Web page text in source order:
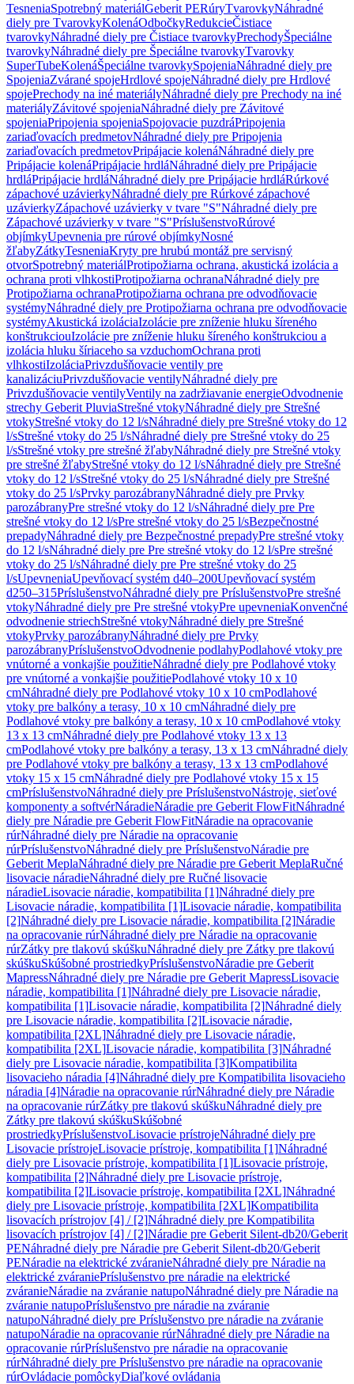
TesneniaSpotrebný materiálGeberit PERúryTvarovkyNáhradné
diely pre TvarovkyKolenáOdbočkyRedukcieČistiace
tvarovkyNáhradné diely pre Čistiace tvarovkyPrechodyŠpeciálne
tvarovkyNáhradné diely pre Špeciálne tvarovkyTvarovky
SuperTubeKolenáŠpeciálne tvarovkySpojeniaNáhradné diely pre
SpojeniaZvárané spojeHrdlové spojeNáhradné diely pre Hrdlové
spojePrechody na iné materiályNáhradné diely pre Prechody na iné
materiályZávitové spojeniaNáhradné diely pre Závitové
spojeniaPripojenia spojeniaSpojovacie puzdráPripojenia
zariaďovacích predmetovNáhradné diely pre Pripojenia
zariaďovacích predmetovPripájacie kolenáNáhradné diely pre
Pripájacie kolenáPripájacie hrdláNáhradné diely pre Pripájacie
hrdláPripájacie hrdláNáhradné diely pre Pripájacie hrdláRúrkové
zápachové uzávierkyNáhradné diely pre Rúrkové zápachové
uzávierkyZápachové uzávierky v tvare "S"Náhradné diely pre
Zápachové uzávierky v tvare "S"PríslušenstvoRúrové
objímkyUpevnenia pre rúrové objímkyNosné
žľabyZátkyTesneniaKryty pre hrubú montáž pre servisný
otvorSpotrebný materiálProtipožiarna ochrana, akustická izolácia a
ochrana proti vlhkostiProtipožiarna ochranaNáhradné diely pre
Protipožiarna ochranaProtipožiarna ochrana pre odvodňovacie
systémyNáhradné diely pre Protipožiarna ochrana pre odvodňovacie
systémyAkustická izoláciaIzolácie pre zníženie hluku šíreného
konštrukciouIzolácie pre zníženie hluku šíreného konštrukciou a
izolácia hluku šíriaceho sa vzduchomOchrana proti
vlhkostiIzoláciaPrivzdušňovacie ventily pre
kanalizáciuPrivzdušňovacie ventilyNáhradné diely pre
Privzdušňovacie ventilyVentily na zadržiavanie energieOdvodnenie
strechy Geberit PluviaStrešné vtokyNáhradné diely pre Strešné
vtokyStrešné vtoky do 12 l/sNáhradné diely pre Strešné vtoky do 12
l/sStrešné vtoky do 25 l/sNáhradné diely pre Strešné vtoky do 25
l/sStrešné vtoky pre strešné žľabyNáhradné diely pre Strešné vtoky
pre strešné žľabyStrešné vtoky do 12 l/sNáhradné diely pre Strešné
vtoky do 12 l/sStrešné vtoky do 25 l/sNáhradné diely pre Strešné
vtoky do 25 l/sPrvky parozábranyNáhradné diely pre Prvky
parozábranyPre strešné vtoky do 12 l/sNáhradné diely pre Pre
strešné vtoky do 12 l/sPre strešné vtoky do 25 l/sBezpečnostné
prepadyNáhradné diely pre Bezpečnostné prepadyPre strešné vtoky
do 12 l/sNáhradné diely pre Pre strešné vtoky do 12 l/sPre strešné
vtoky do 25 l/sNáhradné diely pre Pre strešné vtoky do 25
l/sUpevneniaUpevňovací systém d40–200Upevňovací systém
d250–315PríslušenstvoNáhradné diely pre PríslušenstvoPre strešné
vtokyNáhradné diely pre Pre strešné vtokyPre upevneniaKonvenčné
odvodnenie striechStrešné vtokyNáhradné diely pre Strešné
vtokyPrvky parozábranyNáhradné diely pre Prvky
parozábranyPríslušenstvoOdvodnenie podlahyPodlahové vtoky pre
vnútorné a vonkajšie použitieNáhradné diely pre Podlahové vtoky
pre vnútorné a vonkajšie použitiePodlahové vtoky 10 x 10
cmNáhradné diely pre Podlahové vtoky 10 x 10 cmPodlahové
vtoky pre balkóny a terasy, 10 x 10 cmNáhradné diely pre
Podlahové vtoky pre balkóny a terasy, 10 x 10 cmPodlahové vtoky
13 x 13 cmNáhradné diely pre Podlahové vtoky 13 x 13
cmPodlahové vtoky pre balkóny a terasy, 13 x 13 cmNáhradné diely
pre Podlahové vtoky pre balkóny a terasy, 13 x 13 cmPodlahové
vtoky 15 x 15 cmNáhradné diely pre Podlahové vtoky 15 x 15
cmPríslušenstvoNáhradné diely pre PríslušenstvoNástroje, sieťové
komponenty a softvérNáradieNáradie pre Geberit FlowFitNáhradné
diely pre Náradie pre Geberit FlowFitNáradie na opracovanie
rúrNáhradné diely pre Náradie na opracovanie
rúrPríslušenstvoNáhradné diely pre PríslušenstvoNáradie pre
Geberit MeplaNáhradné diely pre Náradie pre Geberit MeplaRučné
lisovacie náradieNáhradné diely pre Ručné lisovacie
náradieLisovacie náradie, kompatibilita [1]Náhradné diely pre
Lisovacie náradie, kompatibilita [1]Lisovacie náradie, kompatibilita
[2]Náhradné diely pre Lisovacie náradie, kompatibilita [2]Náradie
na opracovanie rúrNáhradné diely pre Náradie na opracovanie
rúrZátky pre tlakovú skúškuNáhradné diely pre Zátky pre tlakovú
skúškuSkúšobné prostriedkyPríslušenstvoNáradie pre Geberit
MapressNáhradné diely pre Náradie pre Geberit MapressLisovacie
náradie, kompatibilita [1]Náhradné diely pre Lisovacie náradie,
kompatibilita [1]Lisovacie náradie, kompatibilita [2]Náhradné diely
pre Lisovacie náradie, kompatibilita [2]Lisovacie náradie,
kompatibilita [2XL]Náhradné diely pre Lisovacie náradie,
kompatibilita [2XL]Lisovacie náradie, kompatibilita [3]Náhradné
diely pre Lisovacie náradie, kompatibilita [3]Kompatibilita
lisovacieho náradia [4]Náhradné diely pre Kompatibilita lisovacieho
náradia [4]Náradie na opracovanie rúrNáhradné diely pre Náradie
na opracovanie rúrZátky pre tlakovú skúškuNáhradné diely pre
Zátky pre tlakovú skúškuSkúšobné
prostriedkyPríslušenstvoLisovacie prístrojeNáhradné diely pre
Lisovacie prístrojeLisovacie prístroje, kompatibilita [1]Náhradné
diely pre Lisovacie prístroje, kompatibilita [1]Lisovacie prístroje,
kompatibilita [2]Náhradné diely pre Lisovacie prístroje,
kompatibilita [2]Lisovacie prístroje, kompatibilita [2XL]Náhradné
diely pre Lisovacie prístroje, kompatibilita [2XL]Kompatibilita
lisovacích prístrojov [4] / [2]Náhradné diely pre Kompatibilita
lisovacích prístrojov [4] / [2]Náradie pre Geberit Silent-db20/Geberit
PENáhradné diely pre Náradie pre Geberit Silent-db20/Geberit
PENáradie na elektrické zváranieNáhradné diely pre Náradie na
elektrické zváraniePríslušenstvo pre náradie na elektrické
zváranieNáradie na zváranie natupoNáhradné diely pre Náradie na
zváranie natupoPríslušenstvo pre náradie na zváranie
natupoNáhradné diely pre Príslušenstvo pre náradie na zváranie
natupoNáradie na opracovanie rúrNáhradné diely pre Náradie na
opracovanie rúrPríslušenstvo pre náradie na opracovanie
rúrNáhradné diely pre Príslušenstvo pre náradie na opracovanie
rúrOvládacie pomôckyDiaľkové ovládania